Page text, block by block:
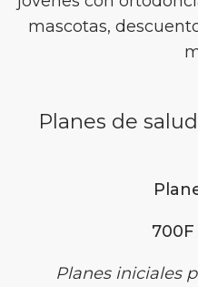
mascotas,
Planes de
Planes iniciales